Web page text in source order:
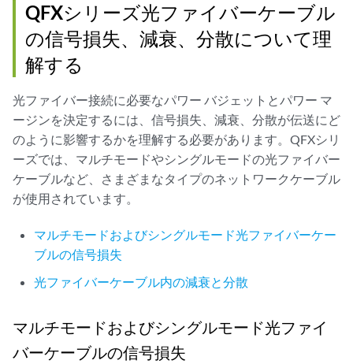
QFXシリーズ光ファイバーケーブル
の信号損失、減衰、分散について理
解する
光ファイバー接続に必要なパワー バジェットとパワー マ
ージンを決定するには、信号損失、減衰、分散が伝送にど
のように影響するかを理解する必要があります。QFXシリ
ーズでは、マルチモードやシングルモードの光ファイバー
ケーブルなど、さまざまなタイプのネットワークケーブル
が使用されています。
マルチモードおよびシングルモード光ファイバーケー
ブルの信号損失
光ファイバーケーブル内の減衰と分散
マルチモードおよびシングルモード光ファイ
バーケーブルの信号損失